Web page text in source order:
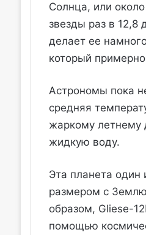
Солнца, или
звезды раз в 12,8
делает ее
который
Астрономы пока
средняя
жаркому летнему
жидкую воду.
Эта планета один
размером с
образом, Gliese-
помощью